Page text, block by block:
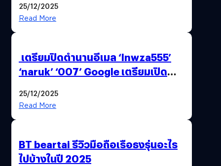
25/12/2025
Read More
เตรียมปิดตำนานอีเมล ‘lnwza555’
‘naruk’ ‘007’ Google เตรียมเปิด
25/12/2025
Read More
BT beartai รีวิวมือถือเรือธงรุ่นอะไร
ไปบ้างในปี 2025